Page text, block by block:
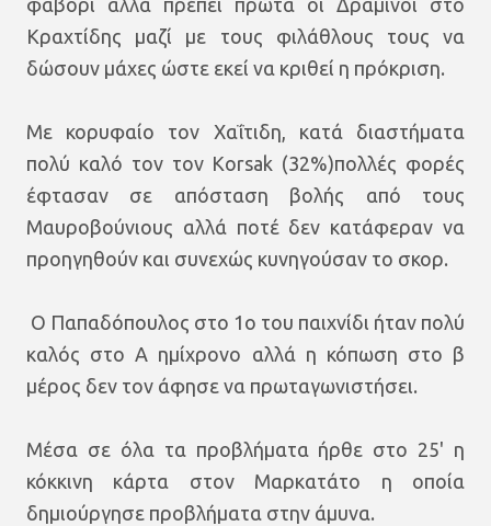
φαβορί αλλά πρέπει πρώτα οι Δραμινοί στο
Κραχτίδης μαζί με τους φιλάθλους τους να
δώσουν μάχες ώστε εκεί να κριθεί η πρόκριση.
Με κορυφαίο τον Χαΐτιδη, κατά διαστήματα
πολύ καλό τον τον Korsak (32%)πολλές φορές
έφτασαν σε απόσταση βολής από τους
Μαυροβούνιους αλλά ποτέ δεν κατάφεραν να
προηγηθούν και συνεχώς κυνηγούσαν το σκορ.
Ο Παπαδόπουλος στο 1ο του παιχνίδι ήταν πολύ
καλός στο Α ημίχρονο αλλά η κόπωση στο β
μέρος δεν τον άφησε να πρωταγωνιστήσει.
Μέσα σε όλα τα προβλήματα ήρθε στο 25' η
κόκκινη κάρτα στον Μαρκατάτο η οποία
δημιούργησε προβλήματα στην άμυνα.